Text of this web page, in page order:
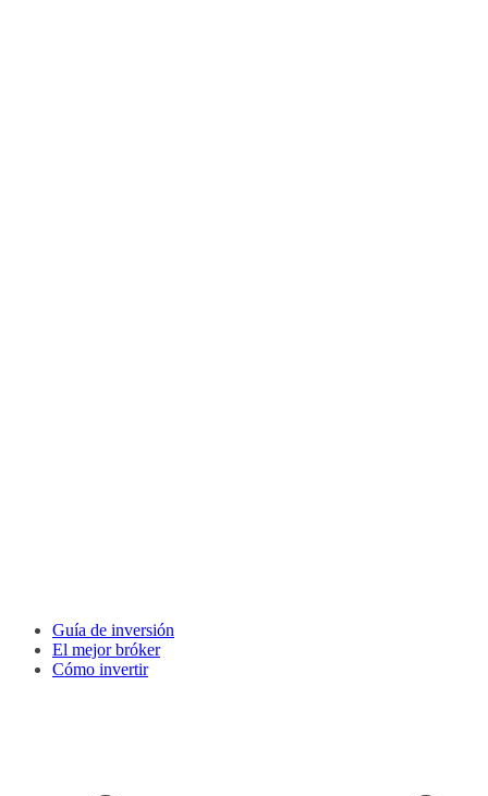
Guía de inversión
El mejor bróker
Cómo invertir